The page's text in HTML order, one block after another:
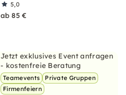
5,0
ab 85 €
Jetzt exklusives Event anfragen
- kostenfreie Beratung
Teamevents
Private Gruppen
Firmenfeiern